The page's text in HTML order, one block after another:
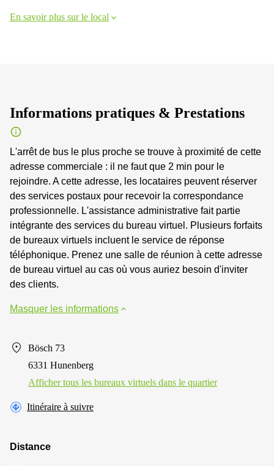
En savoir plus sur le local
Informations pratiques & Prestations
L'arrêt de bus le plus proche se trouve à proximité de cette
adresse commerciale : il ne faut que 2 min pour le
rejoindre. A cette adresse, les locataires peuvent réserver
des services postaux pour recevoir la correspondance
professionnelle. L'assistance administrative fait partie
intégrante des services du bureau virtuel. Plusieurs forfaits
de bureaux virtuels incluent le service de réponse
téléphonique. Prenez une salle de réunion à cette adresse
de bureau virtuel au cas où vous auriez besoin d'inviter
des clients.
Masquer les informations
Bösch 73
6331 Hunenberg
Afficher tous les bureaux virtuels dans le quartier
Itinéraire à suivre
Distance